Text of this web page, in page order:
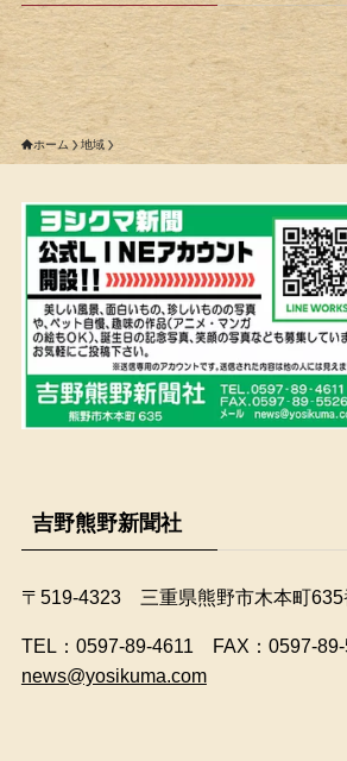
ホーム 地域
吉野熊野新聞社
〒519-4323 三重県熊野市木本町635
​TEL：0597-89-4611 FAX：0597-
news@yosikuma.com